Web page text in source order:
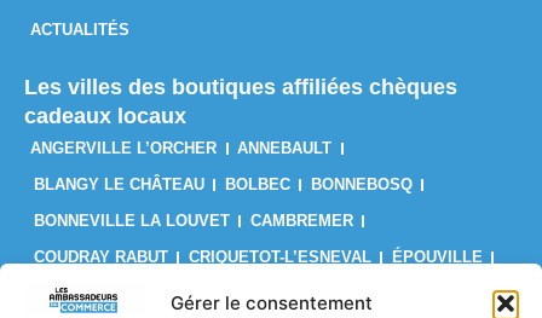
Gérer le consentement
ACTUALITÉS
Les villes des boutiques affiliées chèques
cadeaux locaux
ANGERVILLE L’ORCHER
ANNEBAULT
BLANGY LE CHÂTEAU
BOLBEC
BONNEBOSQ
BONNEVILLE LA LOUVET
CAMBREMER
COUDRAY RABUT
CRIQUETOT-L’ESNEVAL
ÉPOUVILLE
FÉCAMP
FIRFOL GAINNEVILLE
GODERVILLE